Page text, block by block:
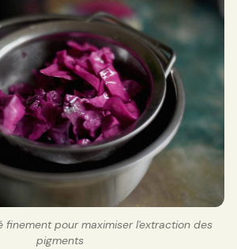
finement pour maximiser l'extraction des
pigments